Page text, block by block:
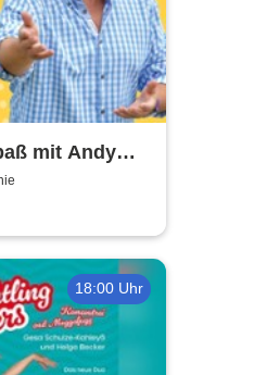
mit Andy
18:00 Uhr